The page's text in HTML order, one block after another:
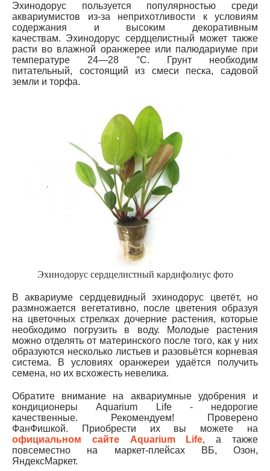
Эхинодорус пользуется популярностью среди
аквариумистов из-за неприхотливости к условиям
содержания и высоким декоративным
качествам. Эхинодорус сердцелистный может также
расти во влажной оранжерее или палюдариуме при
температуре 24—28 °C. Грунт необходим
питательный, состоящий из смеси песка, садовой
земли и торфа.
Эхинодорус сердцелистный кардифолиус фото
В аквариуме сердцевидный эхинодорус цветёт, но
размножается вегетативно, после цветения образуя
на цветочных стрелках дочерние растения, которые
необходимо погрузить в воду. Молодые растения
можно отделять от материнского после того, как у них
образуются несколько листьев и разовьётся корневая
система. В условиях оранжереи удаётся получить
семена, но их всхожесть невелика.
Обратите внимание на аквариумные удобрения и
кондиционеры Aquarium Life - недорогие
качественные. Рекомендуем! Проверено
ФанФишкой. Приобрести их вы можете на
официальном сайте Aquarium Life, а также
повсеместно на маркет-плейсах ВБ, Озон,
ЯндексМаркет.